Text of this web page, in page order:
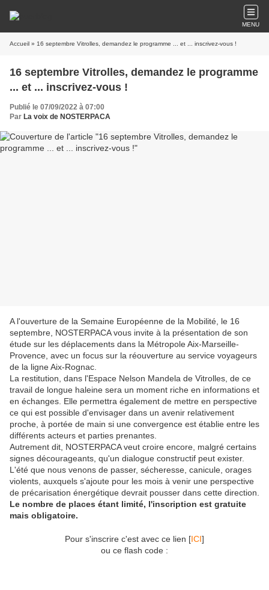
MENU
Accueil » 16 septembre Vitrolles, demandez le programme ... et ... inscrivez-vous !
16 septembre Vitrolles, demandez le programme
... et ... inscrivez-vous !
Publié le 07/09/2022 à 07:00
Par La voix de NOSTERPACA
A l'ouverture de la Semaine Européenne de la Mobilité, le 16
septembre, NOSTERPACA vous invite à la présentation de son
étude sur les déplacements dans la Métropole Aix-Marseille-
Provence, avec un focus sur la réouverture au service voyageurs
de la ligne Aix-Rognac.
La restitution, dans l'Espace Nelson Mandela de Vitrolles, de ce
travail de longue haleine sera un moment riche en informations et
en échanges. Elle permettra également de mettre en perspective
ce qui est possible d'envisager dans un avenir relativement
proche, à portée de main si une convergence est établie entre les
différents acteurs et parties prenantes.
Autrement dit, NOSTERPACA veut croire encore, malgré certains
signes décourageants, qu'un dialogue constructif peut exister.
L'été que nous venons de passer, sécheresse, canicule, orages
violents, auxquels s'ajoute pour les mois à venir une perspective
de précarisation énergétique devrait pousser dans cette direction.
Le nombre de places étant limité, l'inscription est gratuite
mais obligatoire.
Pour s'inscrire c'est avec ce lien [ICI]
ou ce flash code :